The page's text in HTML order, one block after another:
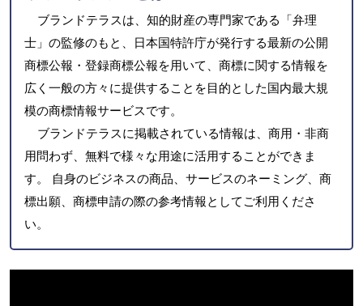
ブランドテラスは、知的財産の専門家である「弁理
士」の監修のもと、日本国特許庁が発行する最新の公開
商標公報・登録商標公報を用いて、商標に関する情報を
広く一般の方々に提供することを目的とした国内最大規
模の商標情報サービスです。
ブランドテラスに掲載されている情報は、商用・非商
用問わず、無料で様々な用途に活用することができま
す。 自身のビジネスの商品、サービスのネーミング、商
標出願、商標申請の際の参考情報としてご利用くださ
い。